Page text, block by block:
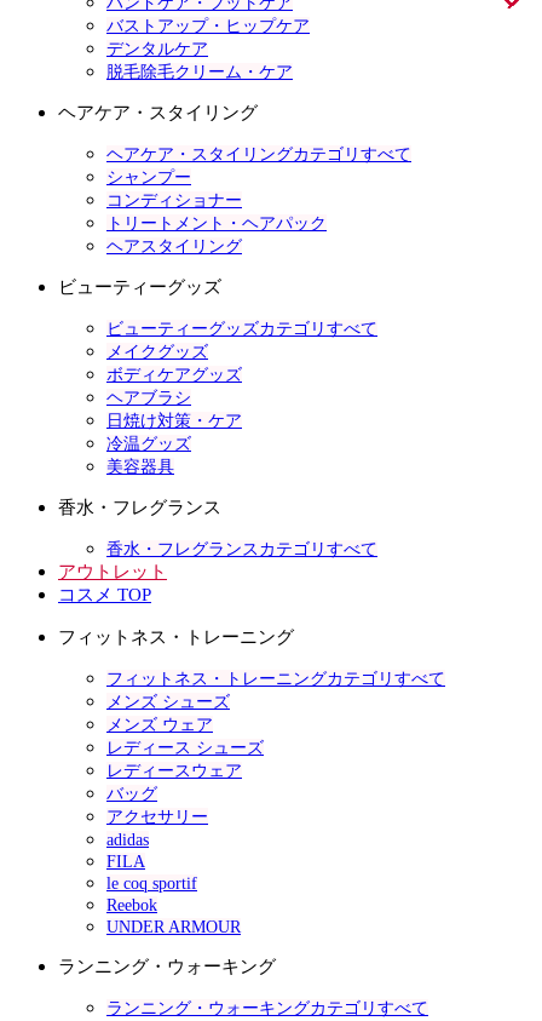
バストアップ・ヒップケア
デンタルケア
脱毛除毛クリーム・ケア
ヘアケア・スタイリング
ヘアケア・スタイリングカテゴリすべて
シャンプー
コンディショナー
トリートメント・ヘアパック
ヘアスタイリング
ビューティーグッズ
ビューティーグッズカテゴリすべて
メイクグッズ
ボディケアグッズ
ヘアブラシ
日焼け対策・ケア
冷温グッズ
美容器具
香水・フレグランス
香水・フレグランスカテゴリすべて
アウトレット
コスメ TOP
フィットネス・トレーニング
フィットネス・トレーニングカテゴリすべて
メンズ シューズ
メンズ ウェア
レディース シューズ
レディースウェア
バッグ
アクセサリー
adidas
FILA
le coq sportif
Reebok
UNDER ARMOUR
ランニング・ウォーキング
ランニング・ウォーキングカテゴリすべて